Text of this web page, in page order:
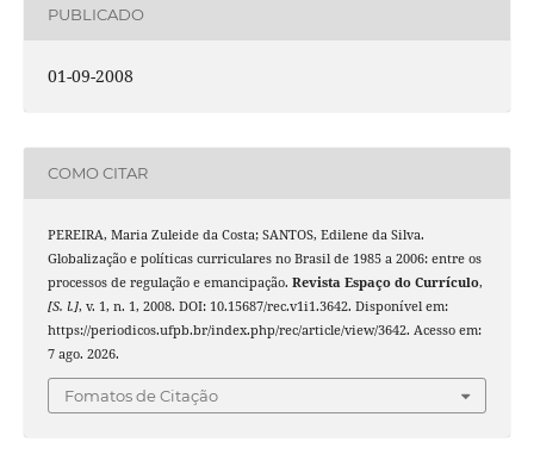
PUBLICADO
01-09-2008
COMO CITAR
PEREIRA, Maria Zuleide da Costa; SANTOS, Edilene da Silva.
Globalização e políticas curriculares no Brasil de 1985 a 2006: entre os
processos de regulação e emancipação. Revista Espaço do Currículo,
[S. l.], v. 1, n. 1, 2008. DOI: 10.15687/rec.v1i1.3642. Disponível em:
https://periodicos.ufpb.br/index.php/rec/article/view/3642. Acesso em:
7 ago. 2026.
Fomatos de Citação